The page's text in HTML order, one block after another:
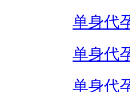
单身代
单身代
单身代